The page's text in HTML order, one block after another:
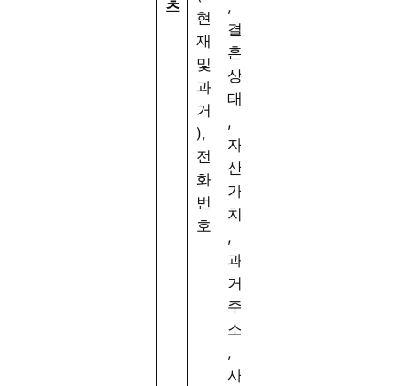
츠
현
재
및
과
거
),
전
화
번
호
,
결
혼
상
태
,
자
산
가
치
,
과
거
주
소
,
사